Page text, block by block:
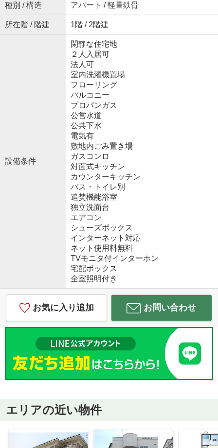
種別 / 構造 アパート / 軽量鉄骨
所在階 / 階建 1階 / 2階建
設備条件
閑静な住宅地
２人入居可
法人可
室内洗濯機置場
フローリング
バルコニー
プロパンガス
公営水道
公共下水
電気有
敷地内ごみ置き場
ガスコンロ
対面式キッチン
カウンターキッチン
バス・トイレ別
追焚機能浴室
独立洗面台
エアコン
シューズボックス
インターネット対応
ネット使用料無料
TVモニタ付インターホン
宅配ボックス
全室照明付き
お気に入り追加 お問い合わせ
エリアの近い物件